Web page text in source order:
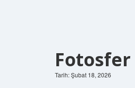
Fotosfer
Tarih: Şubat 18, 2026